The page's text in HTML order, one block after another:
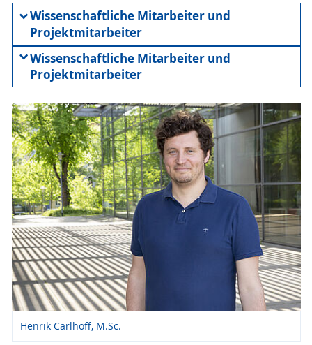
Wissenschaftliche Mitarbeiter und
Projektmitarbeiter
Wissenschaftliche Mitarbeiter und
Projektmitarbeiter
Henrik Carlhoff, M.Sc.